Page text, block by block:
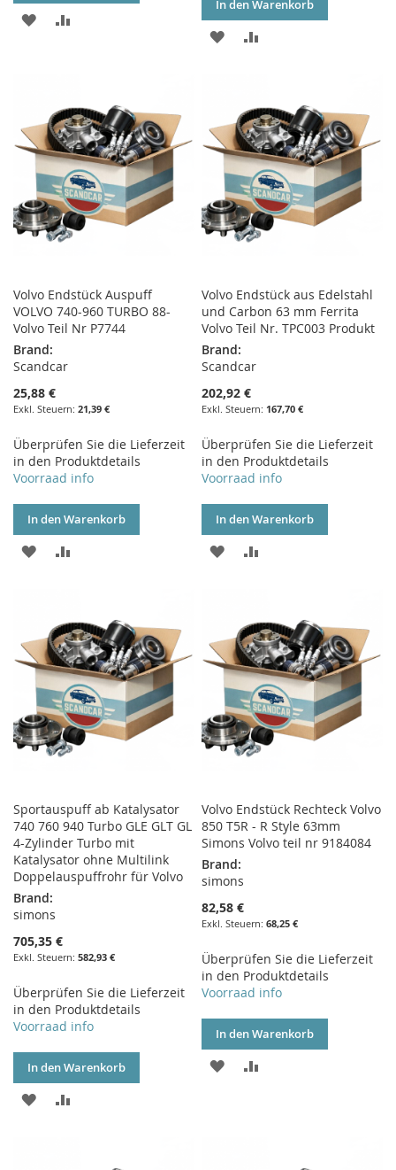
ZUR
In den Warenkorb
ZUR
Volvo Endstück Auspuff
VOLVO 740-960 TURBO 88-
Volvo Teil Nr P7744
Brand:
Scandcar
25,88 €
21,39 €
Überprüfen Sie die Lieferzeit
in den Produktdetails
Voorraad info
In den Warenkorb
ZUR
Volvo Endstück aus Edelstahl
und Carbon 63 mm Ferrita
Volvo Teil Nr. TPC003 Produkt
Brand:
Scandcar
202,92 €
167,70 €
Überprüfen Sie die Lieferzeit
in den Produktdetails
Voorraad info
In den Warenkorb
ZUR
Sportauspuff ab Katalysator
740 760 940 Turbo GLE GLT GL
4-Zylinder Turbo mit
Katalysator ohne Multilink
Doppelauspuffrohr für Volvo
Brand:
simons
705,35 €
582,93 €
Überprüfen Sie die Lieferzeit
in den Produktdetails
Voorraad info
In den Warenkorb
ZUR
Volvo Endstück Rechteck Volvo
850 T5R - R Style 63mm
Simons Volvo teil nr 9184084
Brand:
simons
82,58 €
68,25 €
Überprüfen Sie die Lieferzeit
in den Produktdetails
Voorraad info
In den Warenkorb
ZUR